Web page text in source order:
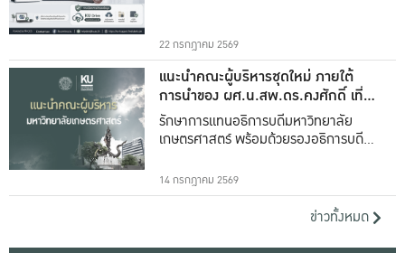
22 กรกฎาคม 2569
แนะนำคณะผู้บริหารชุดใหม่ ภายใต้
การนำของ ผศ.น.สพ.ดร.คงศักดิ์ เที่ยง
ธรรม
รักษาการแทนอธิการบดีมหาวิทยาลัย
เกษตรศาสตร์ พร้อมด้วยรองอธิการบดีทั้ง
14 กรกฎาคม 2569
ข่าวทั้งหมด